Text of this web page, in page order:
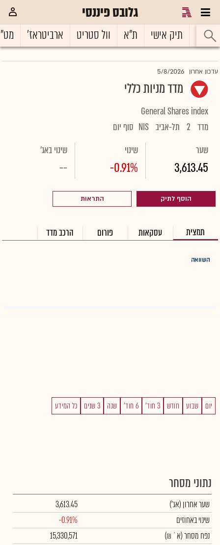
גלובס פיננסי
ראשי תיק אישי ת"א וול סטריט ארביטראז'
עדכון אחרון 5/8/2026
מדד מניות כללי
General Shares index
מדד 2 תל-אביב NIS סוף יום
שער
3,613.45
שינוי
-0.91%
שינוי באג'
--
הוסף לתיק התראות
תמצית עסקאות פורום הרכב מדד
השוואה
יום שבוע חודש 3 חוד' 6 חוד' שנה 3 שנים כל המידע
נתוני מסחר
שער אחרון (אג')
3,613.45
שינוי באחוזים
-0.91%
נפח מסחר(א` ₪)
15,330,571